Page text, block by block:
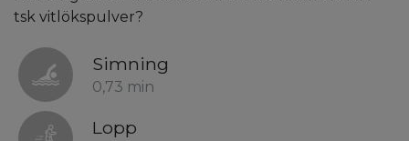
tsk vitlökspulver?
Simning
0,73 min
Lopp